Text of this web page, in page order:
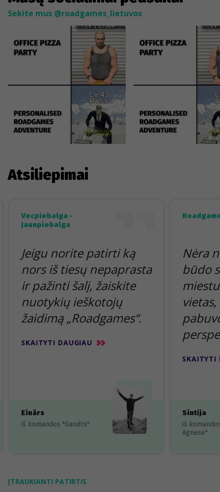
Sekite mus @roadgames_lietuvos
Atsiliepimai
Vecpiebalga -
Jaunpiebalga
Jeigu norite patirti ką
nors iš tiesų nepaprasta
ir pažinti šalį, žaiskite
nuotykių ieškotojų
žaidimą „Roadgames“.
SKAITYTI DAUGIAU
Einārs
iš komandos "Gandrs"
Nėra
būdo
SKAITYTI
Sintija
iš
Agnese"
ĮTRAUKIANTI PATIRTIS